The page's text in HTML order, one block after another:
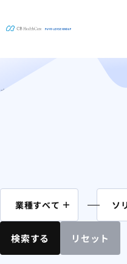
コラム
ホーム
検索する リセット